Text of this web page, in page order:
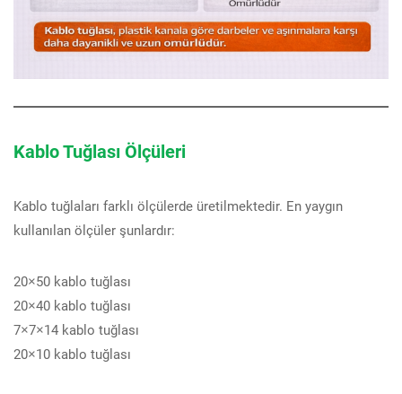
Kablo Tuğlası Ölçüleri
Kablo tuğlaları farklı ölçülerde üretilmektedir. En yaygın
kullanılan ölçüler şunlardır:
20×50 kablo tuğlası
20×40 kablo tuğlası
7×7×14 kablo tuğlası
20×10 kablo tuğlası